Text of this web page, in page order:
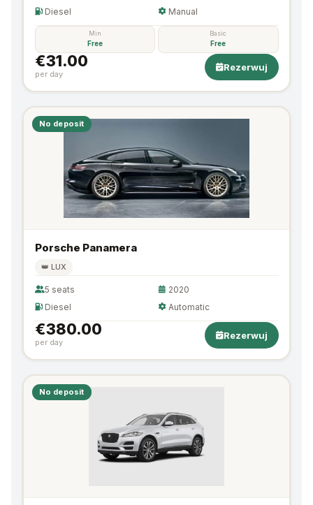
Diesel
Manual
Min
Free
Basic
Free
€31.00
per day
Rezerwuj
No deposit
Porsche Panamera
👑 LUX
5 seats
2020
Diesel
Automatic
€380.00
per day
Rezerwuj
No deposit